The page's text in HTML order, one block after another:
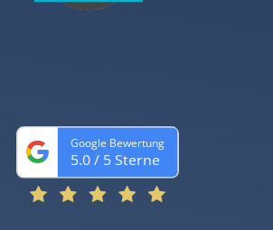
Google Bewertung
5.0 / 5 Sterne